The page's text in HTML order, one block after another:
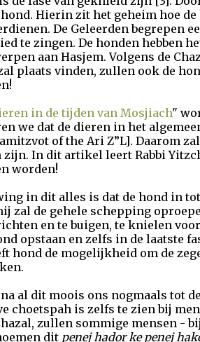
Hierin zit het geheim hoe
De Geleerden begrepen
te zingen. De honden hebben
aan Hasjem. Volgens de
plaats vinden, zullen ook de
in de tijden van Mosjiach"
we dat de dieren in het
of the Ari Z”L]. Daarom
In dit artikel leert Rabbi
worden!
in dit alles is dat de hond in
zal de gehele schepping
en te buigen, te knielen
opstaan en zelfs in de laatste
hond de mogelijkheid om de
al dit moois ons nogmaals tot
choetspah is zelfs te zien bij
zullen sommige mensen -
dit penej hador ke penej